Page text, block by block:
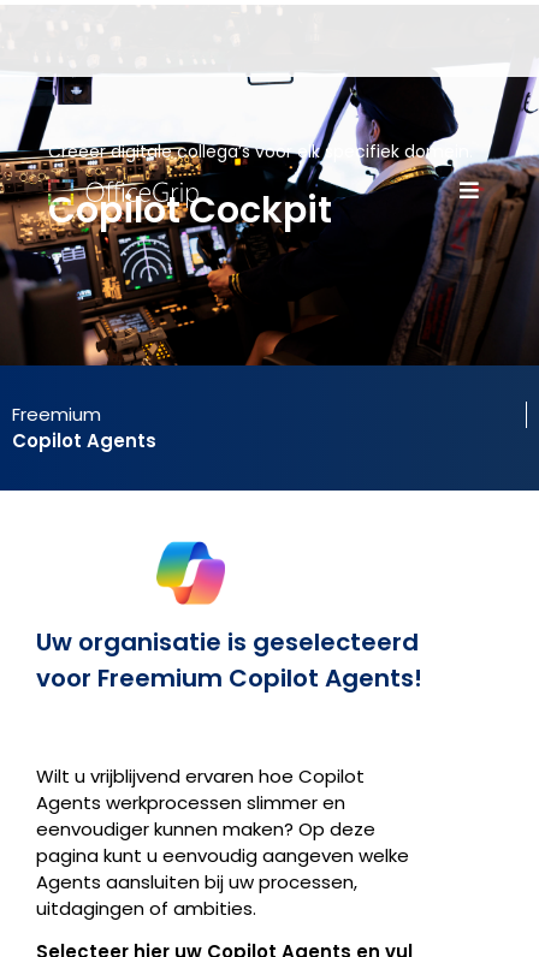
Creëer digitale collega’s voor elk specifiek domein.
Copilot Cockpit
Freemium
Copilot Agents
Uw organisatie is geselecteerd
voor Freemium Copilot Agents!
Wilt u vrijblijvend ervaren hoe Copilot
Agents werkprocessen slimmer en
eenvoudiger kunnen maken? Op deze
pagina kunt u eenvoudig aangeven welke
Agents aansluiten bij uw processen,
uitdagingen of ambities.